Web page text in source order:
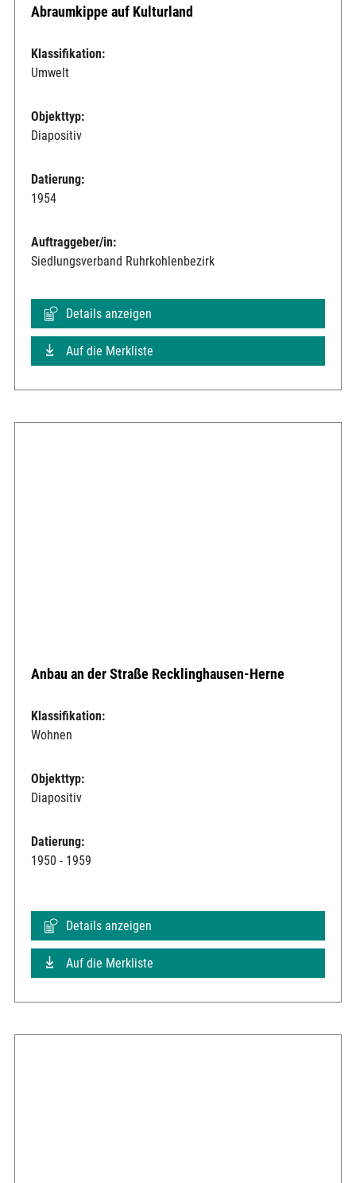
Abraumkippe auf Kulturland
Klassifikation:
Umwelt
Objekttyp:
Diapositiv
Datierung:
1954
Auftraggeber/in:
Siedlungsverband Ruhrkohlenbezirk
Details anzeigen
Auf die Merkliste
Anbau an der Straße Recklinghausen-Herne
Klassifikation:
Wohnen
Objekttyp:
Diapositiv
Datierung:
1950 - 1959
Details anzeigen
Auf die Merkliste